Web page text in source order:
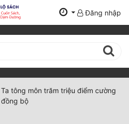
Đăng nhập
tông môn trăm triệu điểm cường
bộ